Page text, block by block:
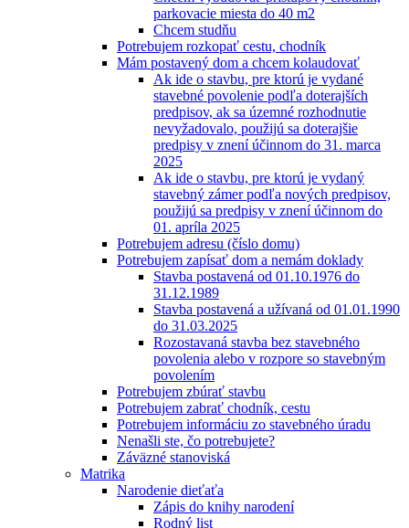
parkovacie miesta do 40 m2
Chcem studňu
Potrebujem rozkopať cestu, chodník
Mám postavený dom a chcem kolaudovať
Ak ide o stavbu, pre ktorú je vydané
stavebné povolenie podľa doterajších
predpisov, ak sa územné rozhodnutie
nevyžadovalo, použijú sa doterajšie
predpisy v znení účinnom do 31. marca
2025
Ak ide o stavbu, pre ktorú je vydaný
stavebný zámer podľa nových predpisov,
použijú sa predpisy v znení účinnom do
01. apríla 2025
Potrebujem adresu (číslo domu)
Potrebujem zapísať dom a nemám doklady
Stavba postavená od 01.10.1976 do
31.12.1989
Stavba postavená a užívaná od 01.01.1990
do 31.03.2025
Rozostavaná stavba bez stavebného
povolenia alebo v rozpore so stavebným
povolením
Potrebujem zbúrať stavbu
Potrebujem zabrať chodník, cestu
Potrebujem informáciu zo stavebného úradu
Nenašli ste, čo potrebujete?
Záväzné stanoviská
Matrika
Narodenie dieťaťa
Zápis do knihy narodení
Rodný list